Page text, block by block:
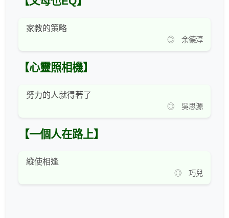
家教的策略
◎ 余德淳
【心靈照相機】
努力的人就得著了
◎ 吳思源
【一個人在路上】
縱使相逢
◎ 巧兒